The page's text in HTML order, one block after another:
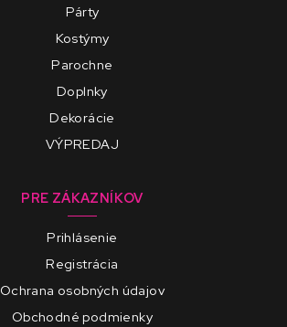
Párty
Kostýmy
Parochne
Doplnky
Dekorácie
VÝPREDAJ
PRE ZÁKAZNÍKOV
Prihlásenie
Registrácia
Ochrana osobných údajov
Obchodné podmienky